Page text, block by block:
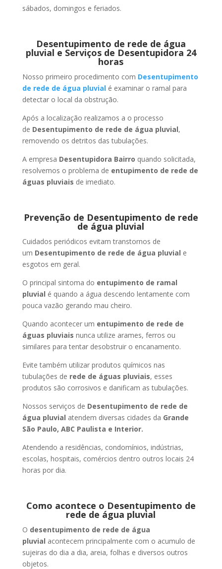
sábados, domingos e feriados.
Desentupimento de rede de água
pluvial e Serviços de Desentupidora 24
horas
Nosso primeiro procedimento com Desentupimento
de rede de água pluvialé examinar o ramal para
detectar o local da obstrução.
Após a localização realizamos a o processo
de Desentupimento de rede de água pluvial,
removendo os detritos das tubulações.
A empresa Desentupidora Bairro quando solicitada,
resolvemos o problema de entupimento de rede de
águas pluviais de imediato.
Prevenção de Desentupimento de rede
de água pluvial
Cuidados periódicos evitam transtornos de
um Desentupimento de rede de água pluvial e
esgotos em geral.
O principal sintoma do entupimento de ramal
pluvial é quando a água descendo lentamente com
pouca vazão gerando mau cheiro.
Quando acontecer um entupimento de rede de
águas pluviais nunca utilize arames, ferros ou
similares para tentar desobstruir o encanamento.
Evite também utilizar produtos químicos nas
tubulações de rede de águas pluviais, esses
produtos são corrosivos e danificam as tubulações.
Nossos serviços de Desentupimento de rede de
água pluvial atendem diversas cidades da Grande
São Paulo, ABC Paulista e Interior.
Atendendo a residências, condomínios, indústrias,
escolas, hospitais, comércios dentro outros locais 24
horas por dia.
Como acontece o Desentupimento de
rede de água pluvial
O desentupimento de rede de água
pluvial acontecem principalmente com o acumulo de
sujeiras do dia a dia, areia, folhas e diversos outros
objetos.